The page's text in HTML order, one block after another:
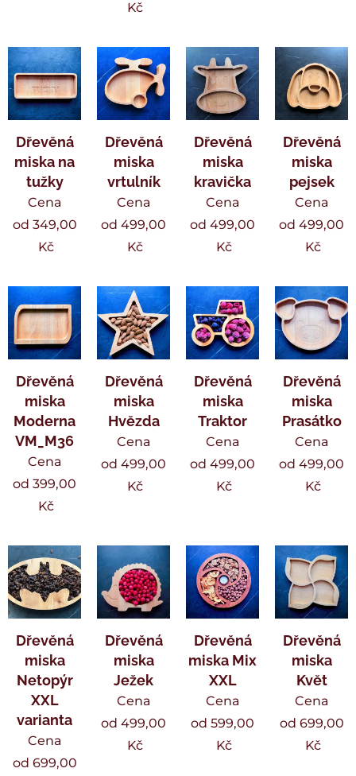
Kč
Dřevěná
miska na
tužky
Cena
od 349,00
Kč
Dřevěná
miska
vrtulník
Cena
od 499,00
Kč
Dřevěná
miska
kravička
Cena
od 499,00
Kč
Dřevěná
miska
pejsek
Cena
od 499,00
Kč
Dřevěná
miska
Moderna
VM_M36
Cena
od 399,00
Kč
Dřevěná
miska
Hvězda
Cena
od 499,00
Kč
Dřevěná
miska
Traktor
Cena
od 499,00
Kč
Dřevěná
miska
Prasátko
Cena
od 499,00
Kč
Dřevěná
miska
Netopýr
XXL
varianta
Cena
od 699,00
Dřevěná
miska
Ježek
Cena
od 499,00
Kč
Dřevěná
miska Mix
XXL
Cena
od 599,00
Kč
Dřevěná
miska
Květ
Cena
od 699,00
Kč